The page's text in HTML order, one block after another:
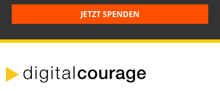
JETZT SPENDEN